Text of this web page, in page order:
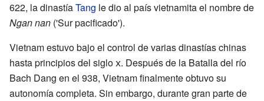
622, la dinastíaTang le dio al país vietnamita el nombre de
Ngan nan ('Sur pacificado').
Vietnam estuvo bajo el control de varias dinastías chinas
hasta principios del siglox. Después de la Batalla del río
Bach Dang en el 938, Vietnam finalmente obtuvo su
autonomía completa. Sin embargo, durante gran parte de